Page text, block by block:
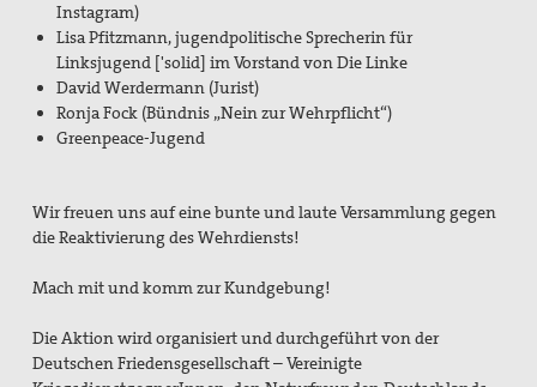
Instagram)
Lisa Pfitzmann, jugendpolitische Sprecherin für
Linksjugend ['solid] im Vorstand von Die Linke
David Werdermann (Jurist)
Ronja Fock (Bündnis „Nein zur Wehrpflicht“)
Greenpeace-Jugend
Wir freuen uns auf eine bunte und laute Versammlung gegen
die Reaktivierung des Wehrdiensts!
Mach mit und komm zur Kundgebung!
Die Aktion wird organisiert und durchgeführt von der
Deutschen Friedensgesellschaft – Vereinigte